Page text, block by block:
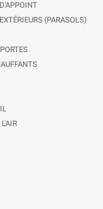
(PARASOLS)